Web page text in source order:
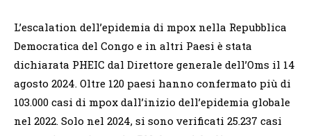
L’escalation dell’epidemia di mpox nella Repubblica
Democratica del Congo e in altri Paesi è stata
dichiarata PHEIC dal Direttore generale dell’Oms il 14
agosto 2024. Oltre 120 paesi hanno confermato più di
103.000 casi di mpox dall’inizio dell’epidemia globale
nel 2022. Solo nel 2024, si sono verificati 25.237 casi